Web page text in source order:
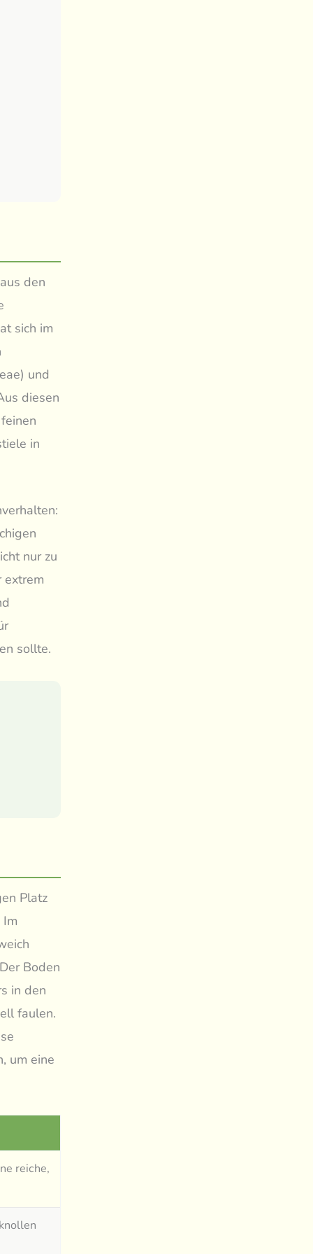
den
sich im
und
diesen
in
nur zu
extrem
sollte.
Platz
Boden
in den
faulen.
um eine
reiche,